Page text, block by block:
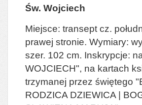
Św. Wojciech
Miejsce: transept cz.
prawej stronie. Wymiary:
szer. 102 cm. Inskrypcje:
WOJCIECH", na kartach
trzymanej przez świętego
RODZICA DZIEWICA |